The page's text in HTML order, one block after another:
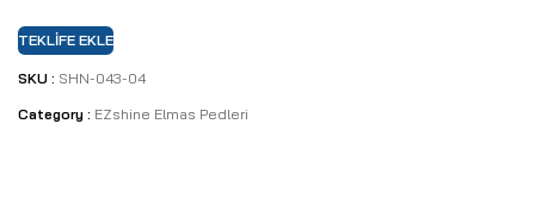
TEKLIFE EKLE
SKU : SHN-043-04
Category : EZshine Elmas Pedleri